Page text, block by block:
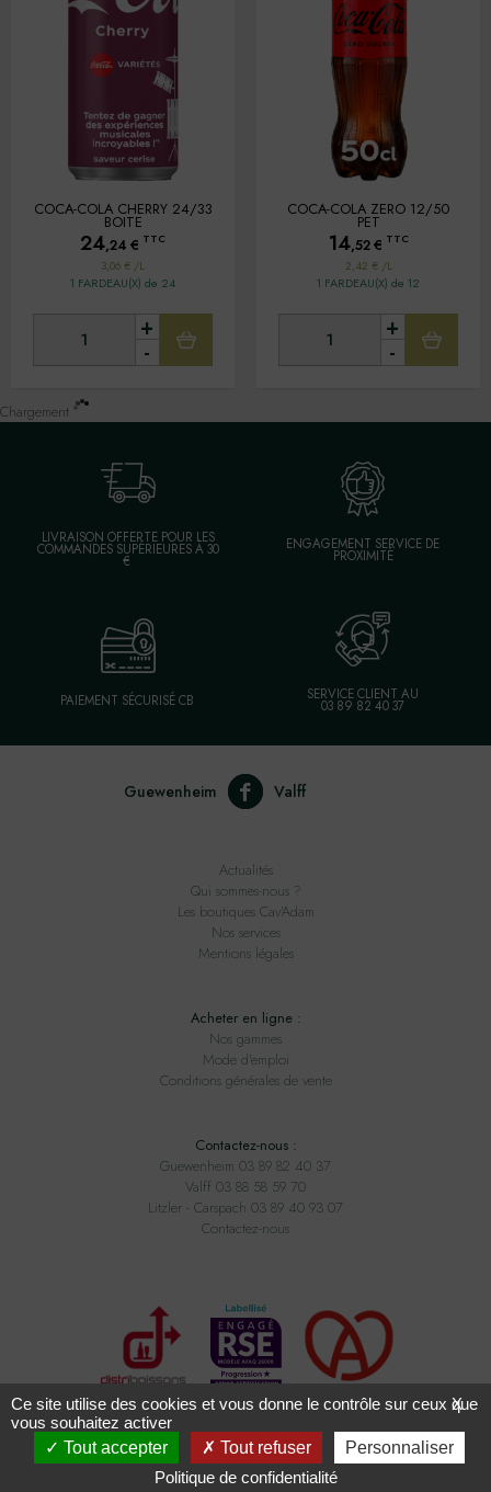
COCA-COLA CHERRY 24/33
BOITE
24,24 € TTC
3,06 € /L
1 FARDEAU(X) de 24
-
+
COCA-COLA ZERO 12/50
PET
14,52€ TTC
2,42 € /L
1 FARDEAU(X) de 12
-
+
Chargement
LIVRAISON OFFERTE POUR LES
COMMANDES SUPÉRIEURES À 30
€
ENGAGEMENT SERVICE DE
PROXIMITÉ
PAIEMENT SÉCURISÉ CB SERVICE CLIENT AU
03 89 82 40 37
Guewenheim Valff
Actualités
Qui sommes-nous ?
Les boutiques Cav'Adam
Nos services
Mentions légales
Acheter en ligne :
Nos gammes
Mode d'emploi
Conditions générales de vente
Contactez-nous :
Guewenheim 03 89 82 40 37
Valff 03 88 58 59 70
Litzler - Carspach 03 89 40 93 07
Contactez-nous
Tous droits réservés ADAM BOISSONS - Conception2exviaavecMasteredit
X
Ce site utilise des cookies et vous donne le contrôle sur ceux que
vous souhaitez activer
Tout accepter
Tout refuser
Personnaliser
Politique de confidentialité